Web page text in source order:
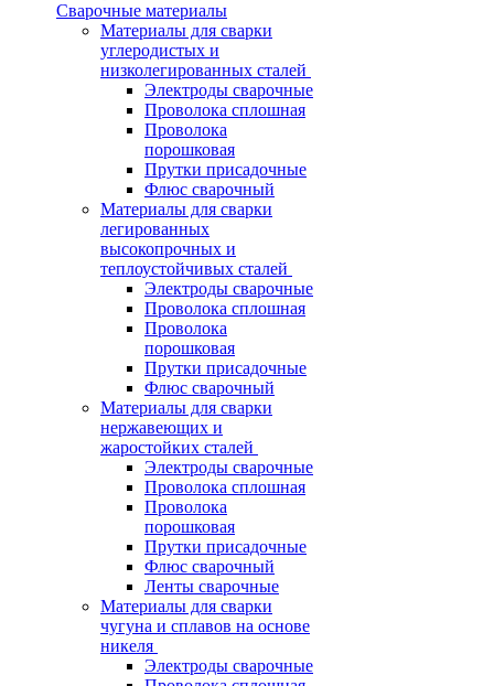
Сварочные материалы
Материалы для сварки
углеродистых и
низколегированных сталей
Электроды сварочные
Проволока сплошная
Проволока
порошковая
Прутки присадочные
Флюс сварочный
Материалы для сварки
легированных
высокопрочных и
теплоустойчивых сталей
Электроды сварочные
Проволока сплошная
Проволока
порошковая
Прутки присадочные
Флюс сварочный
Материалы для сварки
нержавеющих и
жаростойких сталей
Электроды сварочные
Проволока сплошная
Проволока
порошковая
Прутки присадочные
Флюс сварочный
Ленты сварочные
Материалы для сварки
чугуна и сплавов на основе
никеля
Электроды сварочные